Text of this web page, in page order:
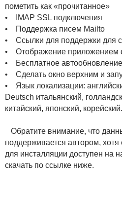
пометить как «прочитанное»
• IMAP SSL подключения
• Поддержка писем Mailto
• Ссылки для поддержки для
• Отображение приложением
• Бесплатное
• Сделать окно верхним и
• Язык локализации:
Deutsch итальянский,
китайский, японский, корейский.
Обратите внимание, что
поддерживается автором,
для инсталляции доступен на
скачать по ссылке ниже.